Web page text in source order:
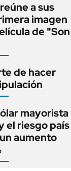
a sus
imagen
de "Son
de hacer
mayorista
el riesgo país
aumento